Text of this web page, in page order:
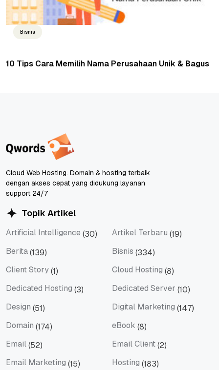
Bisnis
10 Tips Cara Memilih Nama Perusahaan Unik & Bagus
Cloud Web Hosting. Domain & hosting terbaik
dengan akses cepat yang didukung layanan
support 24/7
Topik Artikel
Artificial Intelligence (30) Artikel Terbaru (19)
Berita(139) Bisnis (334)
Client Story(1) Cloud Hosting (8)
Dedicated Hosting (3) Dedicated Server (10)
Design (51) Digital Marketing (147)
Domain (174) eBook (8)
Email(52) Email Client(2)
Email Marketing (15) Hosting (183)